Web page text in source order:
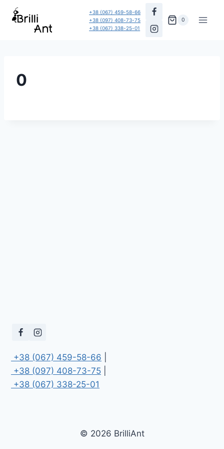
Перейти
+38 (067) 459-58-66
+38 (097) 408-73-75
+38 (067) 338-25-01
0
0
+38 (067) 459-58-66
+38 (097) 408-73-75
+38 (067) 338-25-01
© 2026 BrilliAnt